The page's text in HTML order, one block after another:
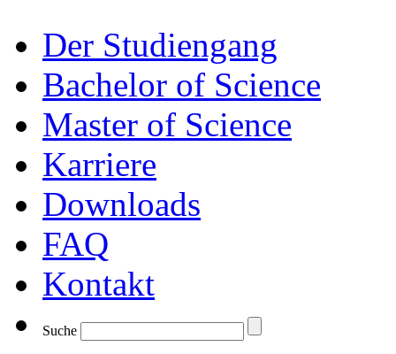
Der Studiengang
Bachelor of Science
Master of Science
Karriere
Downloads
FAQ
Kontakt
Suche